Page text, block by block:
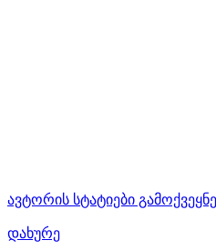
ავტორის სტატიები
დახურე